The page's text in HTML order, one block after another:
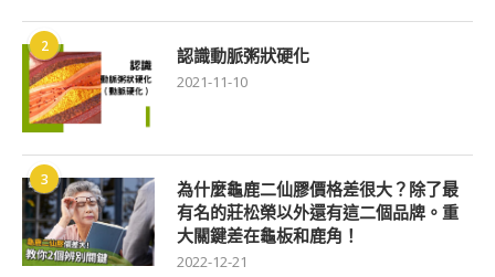
2 認識動脈粥狀硬化
2021-11-10
3
為什麼龜鹿二仙膠價格差很大？除了最
有名的莊松榮以外還有這二個品牌。重
大關鍵差在龜板和鹿角！
2022-12-21